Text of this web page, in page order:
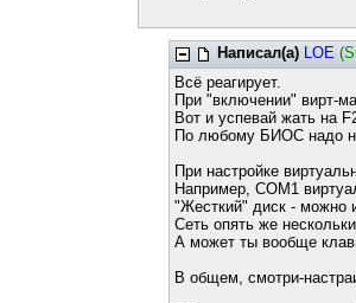
Написал(а) LOE
Всё реагирует.
При "включении" вирт-
Вот и успевай жать на
По любому БИОС надо
При настройке
Например, COM1
"Жесткий" диск - можно
Сеть опять же
А может ты вообще
В общем, смотри-